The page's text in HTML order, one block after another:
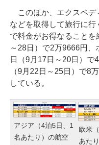
このほか、エクスペデ
などを取得して旅行に行
で料金がお得なることを
～28日）で2万9666円
日（9月17日～20日）で
（9月22日～25日）で8
している。
アジア（4泊5日、1
名あたり）の航空
欧米
あた